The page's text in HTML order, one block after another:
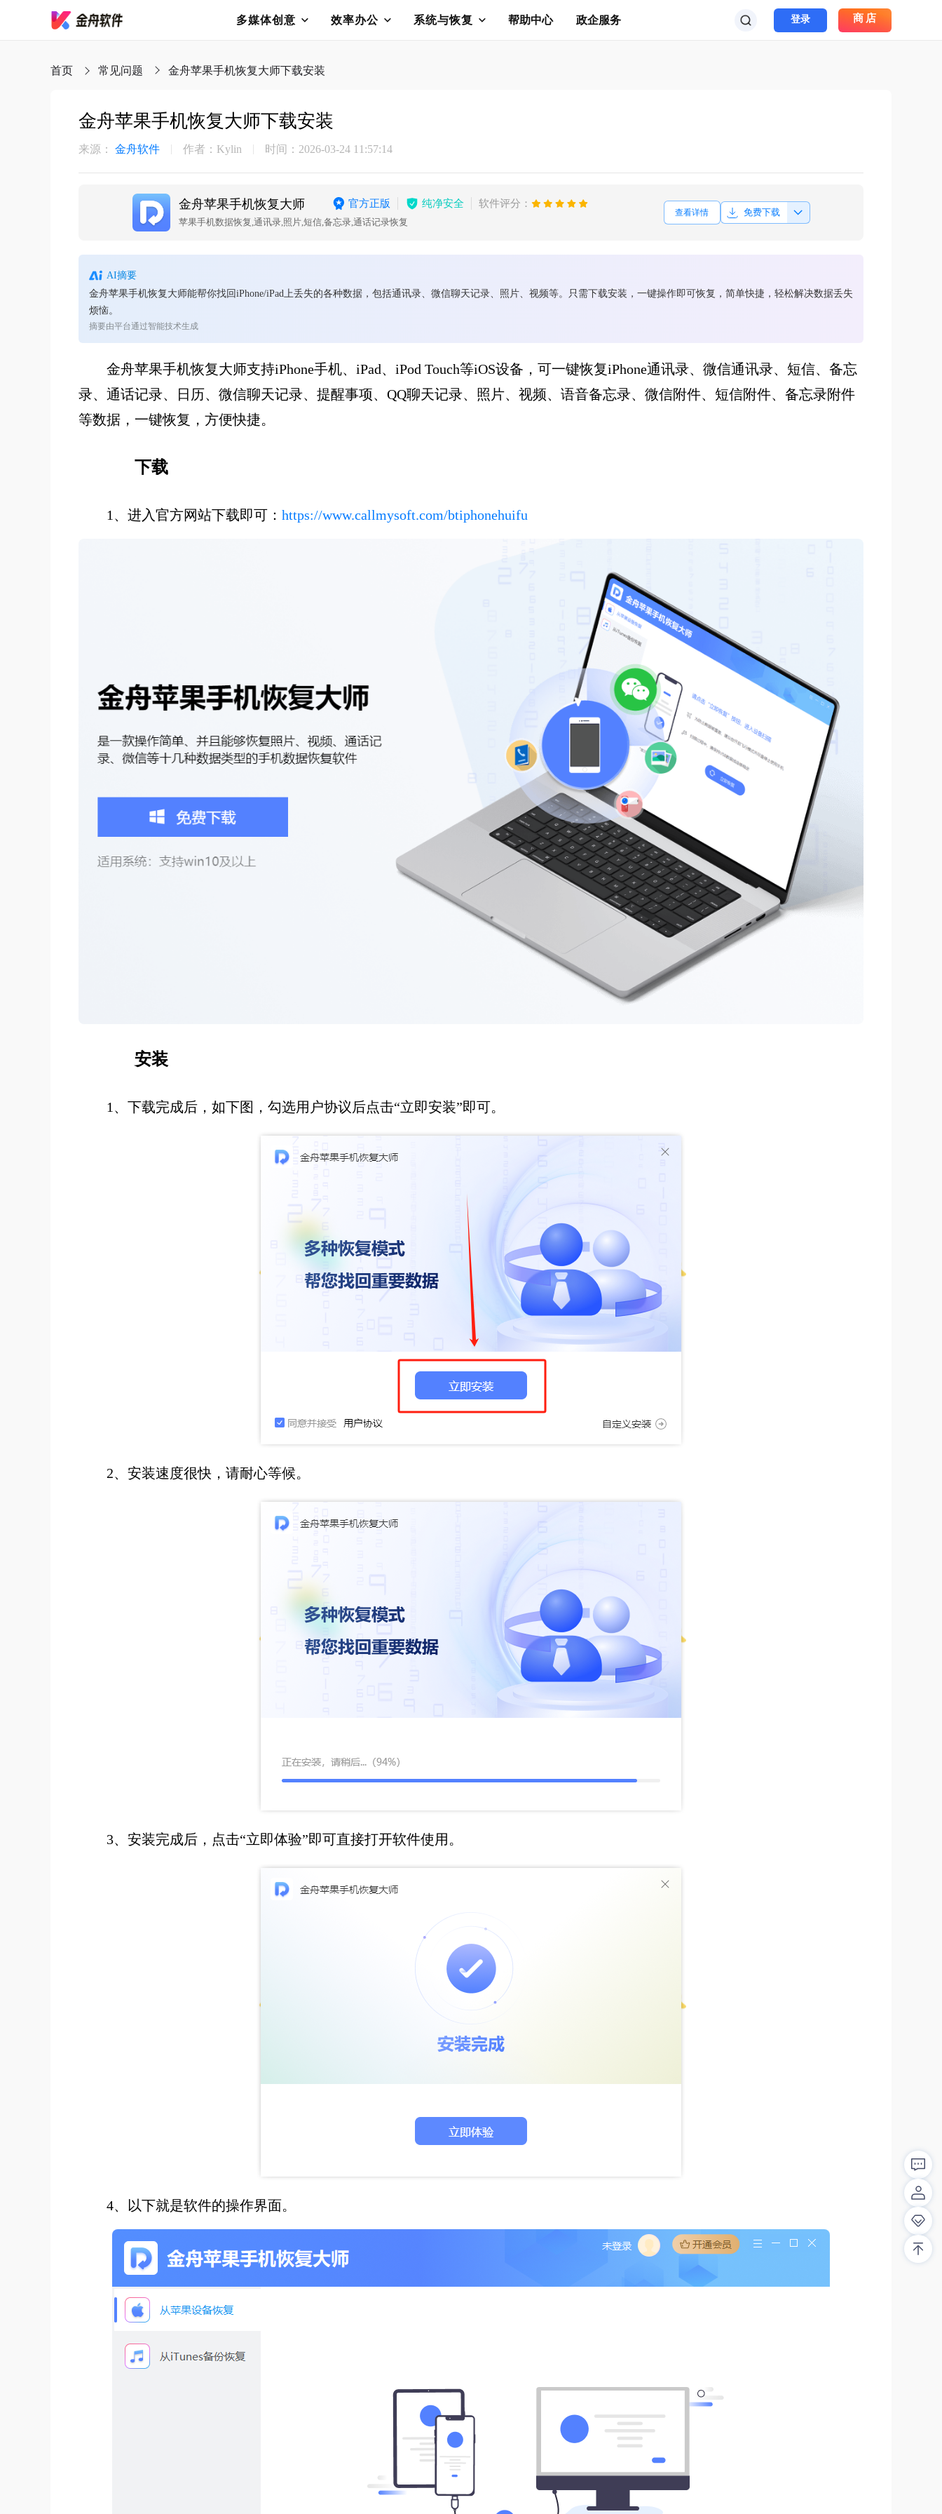
多媒体创意 效率办公 系统与恢复 帮助中心 政企服务 登录 商店
首页 常见问题 金舟苹果手机恢复大师下载安装
金舟苹果手机恢复大师下载安装
来源： 金舟软件 作者：Kylin 时间：2026-03-24 11:57:14
金舟苹果手机恢复大师 官方正版 纯净安全 软件评分：
苹果手机数据恢复,通讯录,照片,短信,备忘录,通话记录恢复
查看详情 免费下载
AI摘要
金舟苹果手机恢复大师能帮你找回iPhone/iPad上丢失的各种数据，包括通讯录、微信聊天记录、照片、视频等。只需下载安装，一键操作即可恢复，简单快捷，轻松解决数据丢失
烦恼。
摘要由平台通过智能技术生成
金舟苹果手机恢复大师支持iPhone手机、iPad、iPod Touch等iOS设备，可一键恢复iPhone通讯录、微信通讯录、短信、备忘
录、通话记录、日历、微信聊天记录、提醒事项、QQ聊天记录、照片、视频、语音备忘录、微信附件、短信附件、备忘录附件
等数据，一键恢复，方便快捷。
下载
1、进入官方网站下载即可： https://www.callmysoft.com/btiphonehuifu
安装
1、下载完成后，如下图，勾选用户协议后点击“立即安装”即可。
2、安装速度很快，请耐心等候。
3、安装完成后，点击“立即体验”即可直接打开软件使用。
4、以下就是软件的操作界面。